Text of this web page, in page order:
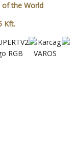
the World
Kft.